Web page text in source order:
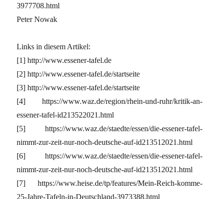
3977708.html
Peter Nowak
Links in diesem Artikel:
[1] http://www.essener-tafel.de
[2] http://www.essener-tafel.de/startseite
[3] http://www.essener-tafel.de/startseite
[4] https://www.waz.de/region/rhein-und-ruhr/kritik-an-
essener-tafel-id213522021.html
[5] https://www.waz.de/staedte/essen/die-essener-tafel-
nimmt-zur-zeit-nur-noch-deutsche-auf-id213512021.html
[6] https://www.waz.de/staedte/essen/die-essener-tafel-
nimmt-zur-zeit-nur-noch-deutsche-auf-id213512021.html
[7] https://www.heise.de/tp/features/Mein-Reich-komme-
25-Jahre-Tafeln-in-Deutschland-3973388.html